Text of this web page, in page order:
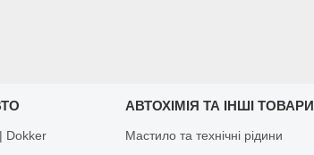
Dokker
АВТОХІМІЯ ТА ІНШІ ТОВАРИ
Мастило та технічні рідини